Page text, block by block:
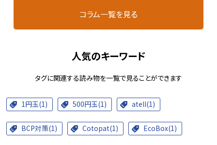
コラム一覧を見る
人気のキーワード
タグに関連する読み物を一覧で見ることができます
1円玉(1) 500円玉(1) atell(1)
BCP対策(1) Cotopat(1) EcoBox(1)